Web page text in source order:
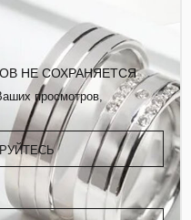
НЕ СОХРАНЯЕТСЯ
просмотров,